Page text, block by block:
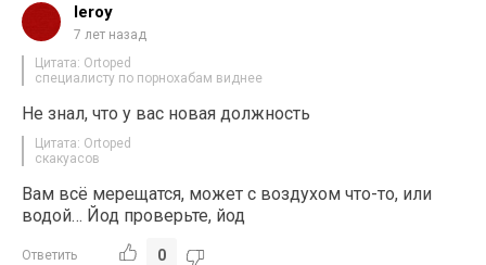
leroy
7 лет назад
Цитата: Ortoped
специалисту по порнохабам виднее
Не знал, что у вас новая должность
Цитата: Ortoped
скакуасов
Вам всё мерещатся, может с воздухом что-то, или
водой… Йод проверьте, йод
Ответить 0